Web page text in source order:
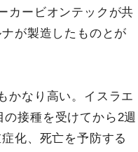
カービオンテックが共
が製造したものとが
かなり高い。イスラエ
接種を受けてから2週
化、死亡を予防する